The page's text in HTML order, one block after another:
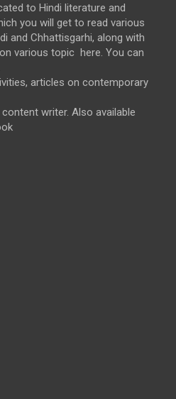
to Hindi literature and
you will get to read various
and Chhattisgarhi, along with
various topic here. You can
articles on contemporary
writer. Also available